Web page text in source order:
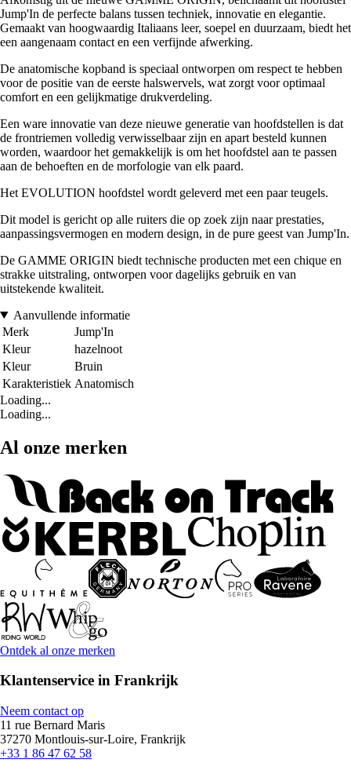
Jump'In de perfecte balans tussen techniek, innovatie en elegantie.
Gemaakt van hoogwaardig Italiaans leer, soepel en duurzaam, biedt het
een aangenaam contact en een verfijnde afwerking.
De anatomische kopband is speciaal ontworpen om respect te hebben
voor de positie van de eerste halswervels, wat zorgt voor optimaal
comfort en een gelijkmatige drukverdeling.
Een ware innovatie van deze nieuwe generatie van hoofdstellen is dat
de frontriemen volledig verwisselbaar zijn en apart besteld kunnen
worden, waardoor het gemakkelijk is om het hoofdstel aan te passen
aan de behoeften en de morfologie van elk paard.
Het EVOLUTION hoofdstel wordt geleverd met een paar teugels.
Dit model is gericht op alle ruiters die op zoek zijn naar prestaties,
aanpassingsvermogen en modern design, in de pure geest van Jump'In.
De GAMME ORIGIN biedt technische producten met een chique en
strakke uitstraling, ontworpen voor dagelijks gebruik en van
uitstekende kwaliteit.
Aanvullende informatie
Merk
Jump'In
Kleur
hazelnoot
Kleur
Bruin
Karakteristiek Anatomisch
Loading...
Loading...
Al onze merken
Ontdek al onze merken
Klantenservice in Frankrijk
Neem contact op
11 rue Bernard Maris
37270 Montlouis-sur-Loire, Frankrijk
+33 1 86 47 62 58